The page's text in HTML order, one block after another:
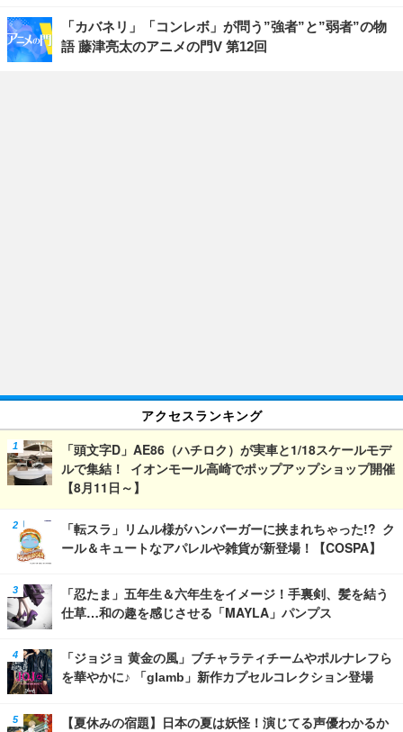
「カバネリ」「コンレボ」が問う”強者”と”弱者”の物
語 藤津亮太のアニメの門V 第12回
アクセスランキング
「頭文字D」AE86（ハチロク）が実車と1/18スケールモデ
ルで集結！ イオンモール高崎でポップアップショップ開催
【8月11日～】
「転スラ」リムル様がハンバーガーに挟まれちゃった!? ク
ール＆キュートなアパレルや雑貨が新登場！【COSPA】
「忍たま」五年生＆六年生をイメージ！手裏剣、髪を結う
仕草…和の趣を感じさせる「MAYLA」パンプス
「ジョジョ 黄金の風」ブチャラティチームやポルナレフら
を華やかに♪ 「glamb」新作カプセルコレクション登場
【夏休みの宿題】日本の夏は妖怪！演じてる声優わかるか